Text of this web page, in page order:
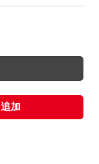
加